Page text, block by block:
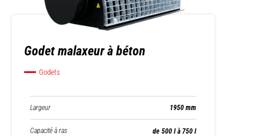
Godet malaxeur à béton
Godets
Largeur 1950 mm
Capacité à ras de 500 l à 750 l